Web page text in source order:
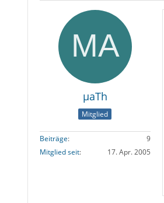
µaTh
Mitglied
Beiträge
9
Mitglied seit
17. Apr. 2005